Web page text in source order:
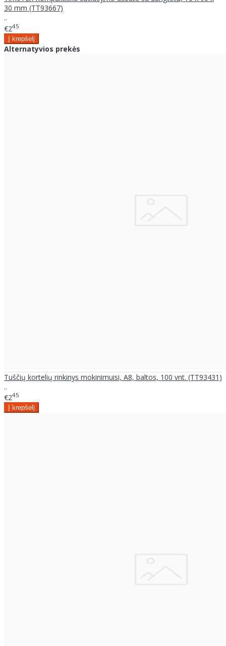
30 mm (TT93667)
..
€245
Alternatyvios prekės
Tuščių kortelių rinkinys mokinimuisi, A8, baltos, 100 vnt. (TT93431)
..
€245